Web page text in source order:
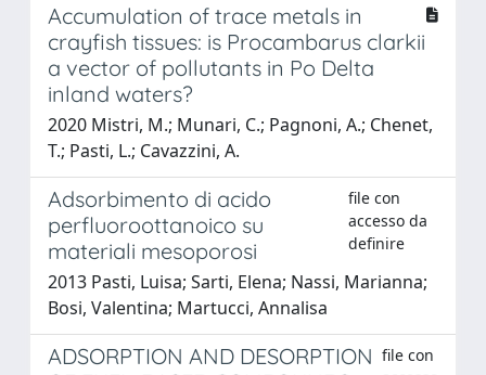
Accumulation of trace metals in
crayfish tissues: is Procambarus clarkii
a vector of pollutants in Po Delta
inland waters?
2020 Mistri, M.; Munari, C.; Pagnoni, A.; Chenet,
T.; Pasti, L.; Cavazzini, A.
Adsorbimento di acido
perfluoroottanoico su
materiali mesoporosi
file con
accesso da
definire
2013 Pasti, Luisa; Sarti, Elena; Nassi, Marianna;
Bosi, Valentina; Martucci, Annalisa
ADSORPTION AND DESORPTION file con